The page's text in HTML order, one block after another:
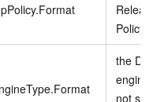
Policy
the
not